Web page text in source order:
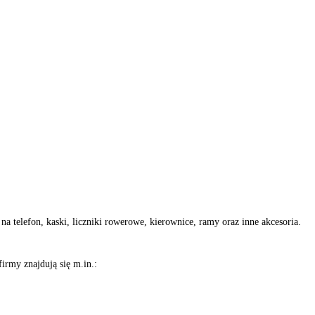
telefon, kaski, liczniki rowerowe, kierownice, ramy oraz inne akcesoria.
znajdują się m.in.: